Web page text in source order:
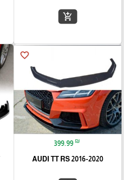
add_shopping_cart
favorite_border
399.99 ₪
AUDI TT RS 2016-2020